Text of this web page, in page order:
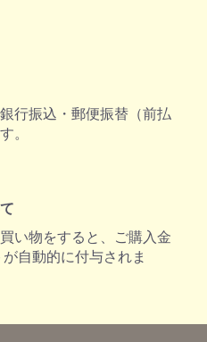
行振込・郵便振替（前払
。
い物をすると、ご購入金
自動的に付与されま